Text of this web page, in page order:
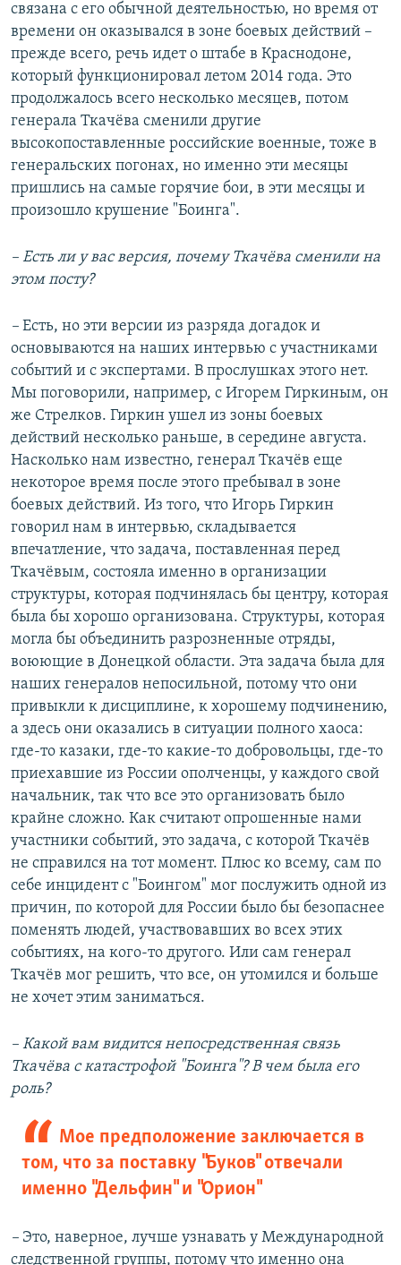
связана с его обычной деятельностью, но время от
времени он оказывался в зоне боевых действий –
прежде всего, речь идет о штабе в Краснодоне,
который функционировал летом 2014 года. Это
продолжалось всего несколько месяцев, потом
генерала Ткачёва сменили другие
высокопоставленные российские военные, тоже в
генеральских погонах, но именно эти месяцы
пришлись на самые горячие бои, в эти месяцы и
произошло крушение "Боинга".
– Есть ли у вас версия, почему Ткачёва сменили на
этом посту?
– Есть, но эти версии из разряда догадок и
основываются на наших интервью с участниками
событий и с экспертами. В прослушках этого нет.
Мы поговорили, например, с Игорем Гиркиным, он
же Стрелков. Гиркин ушел из зоны боевых
действий несколько раньше, в середине августа.
Насколько нам известно, генерал Ткачёв еще
некоторое время после этого пребывал в зоне
боевых действий. Из того, что Игорь Гиркин
говорил нам в интервью, складывается
впечатление, что задача, поставленная перед
Ткачёвым, состояла именно в организации
структуры, которая подчинялась бы центру, которая
была бы хорошо организована. Структуры, которая
могла бы объединить разрозненные отряды,
воюющие в Донецкой области. Эта задача была для
наших генералов непосильной, потому что они
привыкли к дисциплине, к хорошему подчинению,
а здесь они оказались в ситуации полного хаоса:
где-то казаки, где-то какие-то добровольцы, где-то
приехавшие из России ополченцы, у каждого свой
начальник, так что все это организовать было
крайне сложно. Как считают опрошенные нами
участники событий, это задача, с которой Ткачёв
не справился на тот момент. Плюс ко всему, сам по
себе инцидент с "Боингом" мог послужить одной из
причин, по которой для России было бы безопаснее
поменять людей, участвовавших во всех этих
событиях, на кого-то другого. Или сам генерал
Ткачёв мог решить, что все, он утомился и больше
не хочет этим заниматься.
– Какой вам видится непосредственная связь
Ткачёва с катастрофой "Боинга"? В чем была его
роль?
Мое предположение заключается в
том, что за поставку "Буков" отвечали
именно "Дельфин" и "Орион"
– Это, наверное, лучше узнавать у Международной
следственной группы, потому что именно она